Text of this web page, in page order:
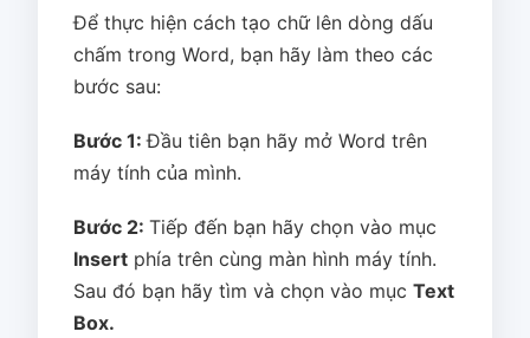
Để thực hiện cách tạo chữ lên dòng dấu
chấm trong Word, bạn hãy làm theo các
bước sau:
Bước 1:Đầu tiên bạn hãy mở Word trên
máy tính của mình.
Bước 2: Tiếp đến bạn hãy chọn vào mục
Insert phía trên cùng màn hình máy tính.
Sau đó bạn hãy tìm và chọn vào mục Text
Box.